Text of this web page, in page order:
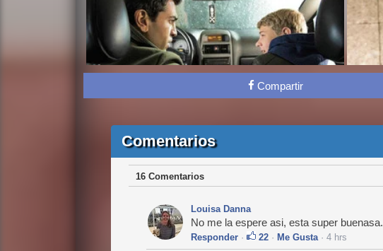
Compartir
Comentarios
16 Comentarios
Louisa Danna
No me la espere asi, esta super buenasa.
Responder· 22· Me Gusta· 4 hrs